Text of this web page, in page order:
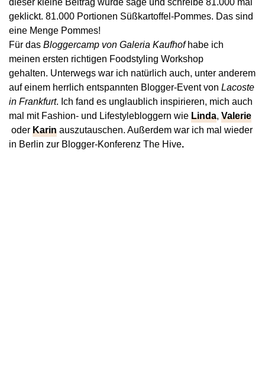
geklickt. 81.000 Portionen Süßkartoffel-Pommes. Das sind
eine Menge Pommes!
Für das Bloggercamp von Galeria Kaufhofhabe ich
meinen ersten richtigen Foodstyling Workshop
gehalten. Unterwegs war ich natürlich auch, unter anderem
auf einem herrlich entspannten Blogger-Event von Lacoste
in Frankfurt. Ich fand es unglaublich inspirieren, mich auch
mal mit Fashion- und Lifestylebloggern wie Linda, Valerie
oder Karin auszutauschen. Außerdem war ich mal wieder
in Berlin zur Blogger-Konferenz The Hive.